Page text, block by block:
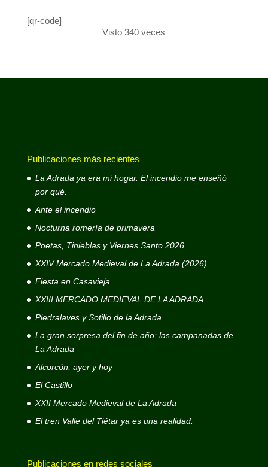
[qr-code]
Visto 340 veces
Publicaciones más recientes
La Adrada ya era mi hogar. El incendio me enseñó
por qué.
Ante el incendio
Nocturna romería de primavera
Poetas, Tinieblas y Viernes Santo 2026
XXIV Mercado Medieval de La Adrada (2026)
Fiesta en Casavieja
XXIII MERCADO MEDIEVAL DE LA ADRADA
Piedralaves y Sotillo de la Adrada
La gran sorpresa del fin de año: las campanadas de
La Adrada
Alcorcón, ayer y hoy
El Castillo
XXII Mercado Medieval de La Adrada
El tren Valle del Tiétar ya es una realidad.
Publicaciones en redes sociales